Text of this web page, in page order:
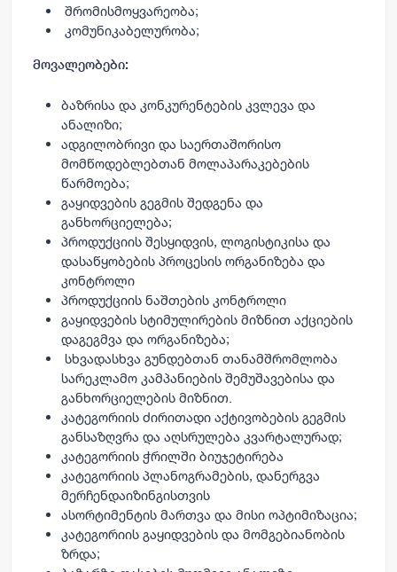
შრომისმოყვარეობა;
კომუნიკაბელურობა;
მოვალეობები:
ბაზრისა და კონკურენტების კვლევა და
ანალიზი;
ადგილობრივი და საერთაშორისო
მომწოდებლებთან მოლაპარაკებების
წარმოება;
გაყიდვების გეგმის შედგენა და
განხორციელება;
პროდუქციის შესყიდვის, ლოგისტიკისა და
დასაწყობების პროცესის ორგანიზება და
კონტროლი
პროდუქციის ნაშთების კონტროლი
გაყიდვების სტიმულირების მიზნით აქციების
დაგეგმვა და ორგანიზება;
სხვადასხვა გუნდებთან თანამშრომლობა
სარეკლამო კამპანიების შემუშავებისა და
განხორციელების მიზნით.
კატეგორიის ძირითადი აქტივობების გეგმის
განსაზღვრა და აღსრულება კვარტალურად;
კატეგორიის ჭრილში ბიუჯეტირება
კატეგორიის პლანოგრამების, დანერგვა
მერჩენდაიზინგისთვის
ასორტიმენტის მართვა და მისი ოპტიმიზაცია;
კატეგორიის გაყიდვების და მომგებიანობის
ზრდა;